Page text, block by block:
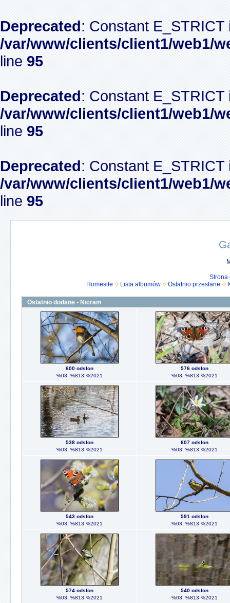
Deprecated: Constant
/var/www/clients/client1/web1/
line 95
Deprecated: Constant
/var/www/clients/client1/web1/
line 95
Deprecated: Constant
/var/www/clients/client1/web1/
line 95
Strona
Homesite
Lista albumów Ostatnio przesłane
Ostatnio dodane - Nicram
600 odsłon
%03, %813 %2021
576 odsłon
%03, %813 %2021
538 odsłon
%03, %813 %2021
607 odsłon
%03, %813 %2021
543 odsłon
%03, %813 %2021
591 odsłon
%03, %813 %2021
574 odsłon
%03, %813 %2021
540 odsłon
%03, %813 %2021